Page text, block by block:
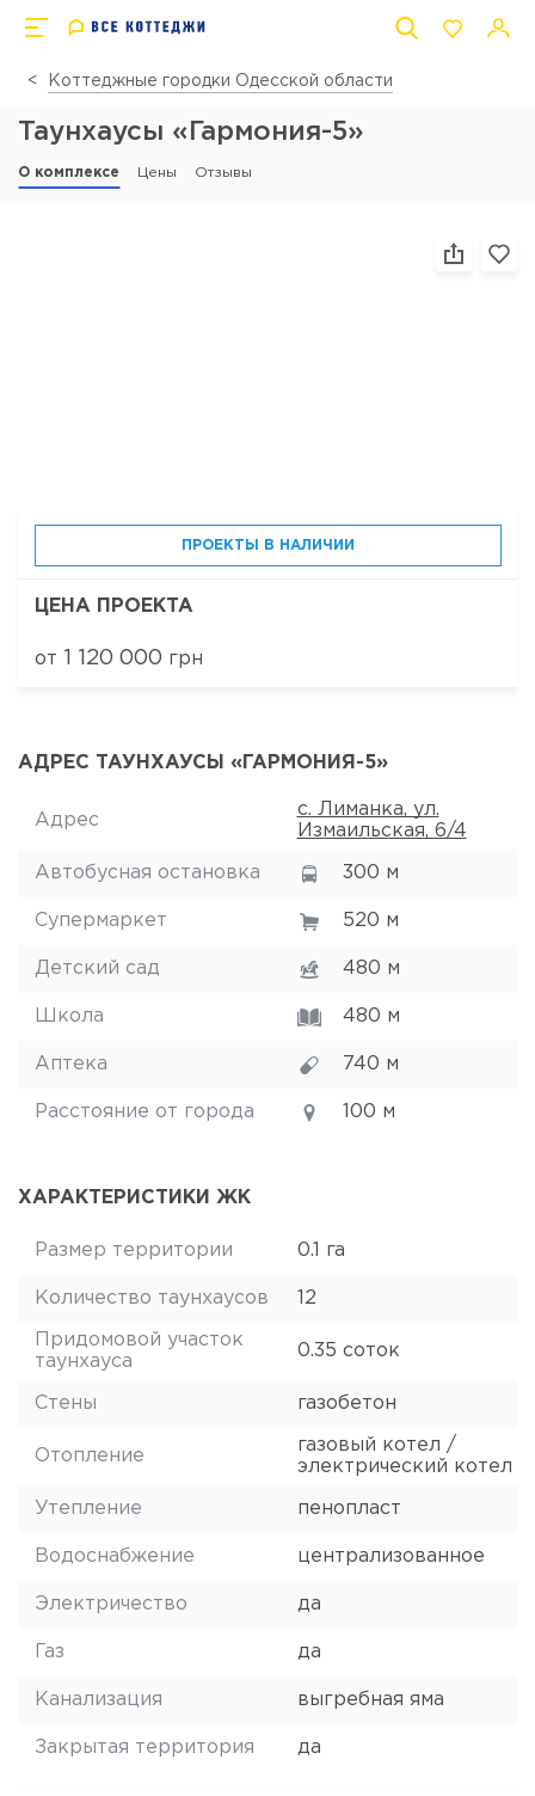
Коттеджные городки Одесской области
Таунхаусы «Гармония-5»
О комплексе Цены Отзывы
ПРОЕКТЫ В НАЛИЧИИ
ЦЕНА ПРОЕКТА
от 1 120 000 грн
АДРЕС ТАУНХАУСЫ «ГАРМОНИЯ-5»
Адрес
с. Лиманка, ул.
Измаильская, 6/4
Автобусная остановка 300 м
Супермаркет 520 м
Детский сад 480 м
Школа 480 м
Аптека 740 м
Расстояние от города 100 м
ХАРАКТЕРИСТИКИ ЖК
Размер территории 0.1 га
Количество таунхаусов 12
Придомовой участок
таунхауса
0.35 соток
Стены газобетон
Отопление
газовый котел /
электрический котел
Утепление пенопласт
Водоснабжение централизованное
Электричество да
Газ да
Канализация выгребная яма
Закрытая территория да